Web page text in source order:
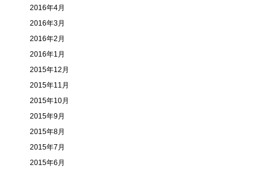
2016年4月
2016年3月
2016年2月
2016年1月
2015年12月
2015年11月
2015年10月
2015年9月
2015年8月
2015年7月
2015年6月